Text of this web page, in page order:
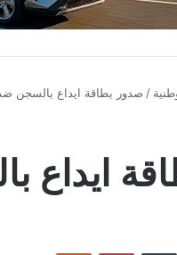
/ صدور بطاقة ايداع بالسجن ضد
ايداع